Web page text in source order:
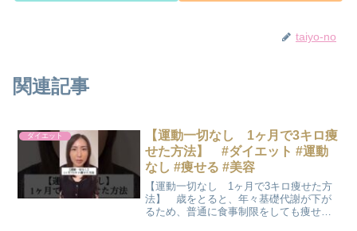
taiyo-no
関連記事
ダイエット
【運動一切なし 1ヶ月で3キロ痩
せた方法】 #ダイエット #運動
なし #痩せる #美容
【運動一切なし 1ヶ月で3キロ痩せた方
法】 歳をとると、年々基礎代謝が下が
るため、普通に食事制限をしても痩せな